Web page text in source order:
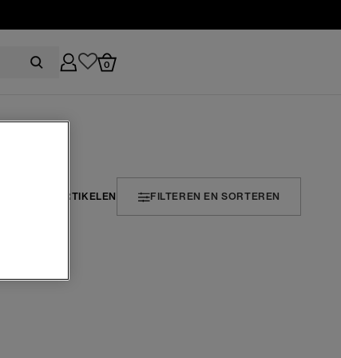
0
1 ARTIKELEN FILTEREN EN SORTEREN